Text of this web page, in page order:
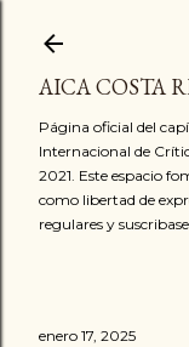
AICA COSTA
Página oficial del
Internacional de
2021. Este espacio
como libertad de
regulares y
enero 17, 2025